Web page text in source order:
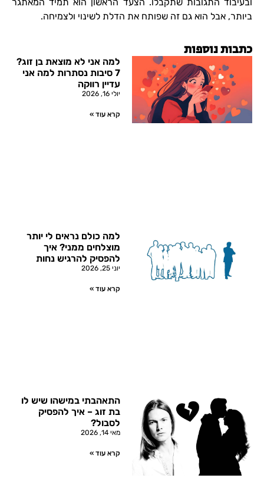
ובעיבוד התגובות שתקבלו. הצעד הראשון הוא תמיד המאתגר
ביותר, אבל הוא גם זה שפותח את הדלת לשינוי ולצמיחה.
כתבות נוספות
למה אני לא מוצאת בן זוג?
7 סיבות נסתרות למה אני
עדיין רווקה
יולי 16, 2026
קרא עוד »
למה כולם נראים לי יותר
מוצלחים ממני? איך
להפסיק להרגיש נחות
יוני 25, 2026
קרא עוד »
התאהבתי במישהו שיש לו
בת זוג – איך להפסיק
לסבול?
מאי 14, 2026
קרא עוד »